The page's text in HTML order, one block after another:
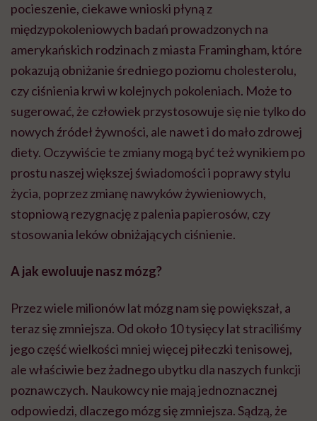
pocieszenie, ciekawe wnioski płyną z
międzypokoleniowych badań prowadzonych na
amerykańskich rodzinach z miasta Framingham, które
pokazują obniżanie średniego poziomu cholesterolu,
czy ciśnienia krwi w kolejnych pokoleniach. Może to
sugerować, że człowiek przystosowuje się nie tylko do
nowych źródeł żywności, ale nawet i do mało zdrowej
diety. Oczywiście te zmiany mogą być też wynikiem po
prostu naszej większej świadomości i poprawy stylu
życia, poprzez zmianę nawyków żywieniowych,
stopniową rezygnację z palenia papierosów, czy
stosowania leków obniżających ciśnienie.
A jak ewoluuje nasz mózg?
Przez wiele milionów lat mózg nam się powiększał, a
teraz się zmniejsza. Od około 10 tysięcy lat straciliśmy
jego część wielkości mniej więcej piłeczki tenisowej,
ale właściwie bez żadnego ubytku dla naszych funkcji
poznawczych. Naukowcy nie mają jednoznacznej
odpowiedzi, dlaczego mózg się zmniejsza. Sądzą, że